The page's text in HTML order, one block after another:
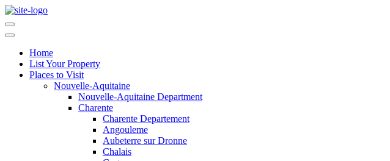
Home
List Your Property
Places to Visit
Nouvelle-Aquitaine
Nouvelle-Aquitaine Department
Charente
Charente Departement
Angouleme
Aubeterre sur Dronne
Chalais